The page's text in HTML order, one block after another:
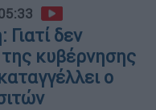
δεν
κυβέρνησης
ο